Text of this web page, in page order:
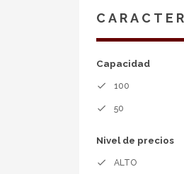
jornadas de
NUESTRO
Capacidad
done 100
done 50
Nivel de precios
done ALTO